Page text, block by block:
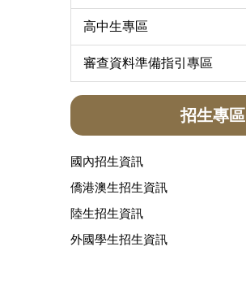
高中生專區
審查資料準備指引專區
招生專區
國內招生資訊
僑港澳生招生資訊
陸生招生資訊
外國學生招生資訊